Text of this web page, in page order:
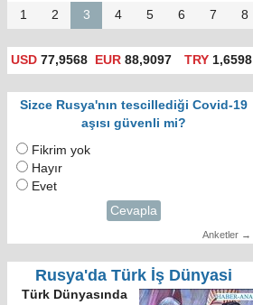
1 2 3 4 5 6 7 8
USD 77,9568 EUR 88,9097 TRY1,6598
Sizce Rusya'nın tescillediği Covid-19
aşısı güvenli mi?
Fikrim yok
Hayır
Evet
Cevapla
Anketler →
Rusya'da Türk İş Dünyasi
Türk Dünyasında